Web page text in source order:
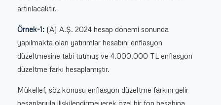
artırılacaktır.
Örnek-1: (A) A.Ş. 2024 hesap dönemi sonunda
yapılmakta olan yatırımlar hesabını enflasyon
düzeltmesine tabi tutmuş ve 4.000.000 TL enflasyon
düzeltme farkı hesaplamıştır.
Mükellef, söz konusu enflasyon düzeltme farkını gelir
hesaplarıyla ilişkilendirmeyerek özel bir fon hesabına